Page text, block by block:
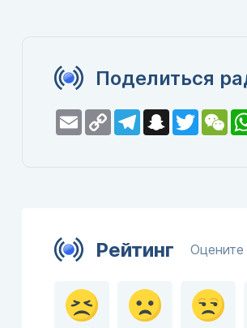
Поделиться
Email Copy
Link
TelegramSnapchat
Twitter
Рейтинг